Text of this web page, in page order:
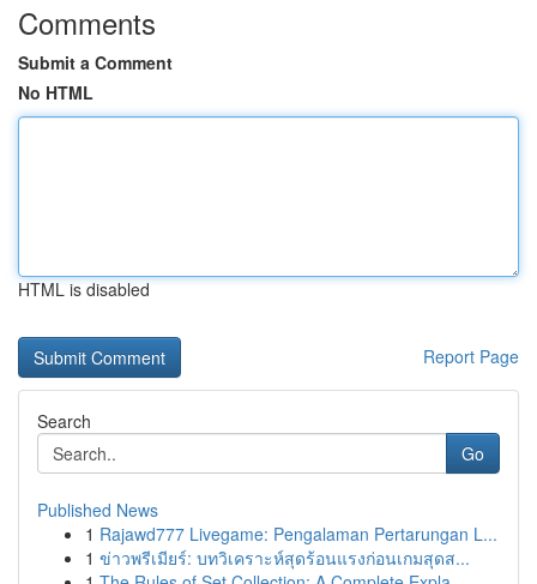
Comments
Submit a Comment
No HTML
HTML is disabled
Report Page
Search
Go
Published News
1 Rajawd777 Livegame: Pengalaman Pertarungan L...
1 ข่าวพรีเมียร์: บทวิเคราะห์สุดร้อนแรงก่อนเกมสุดส...